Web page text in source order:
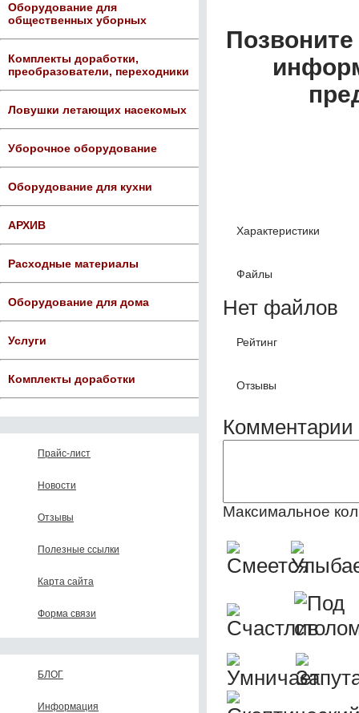
Оборудование для
общественных уборных
Комплекты доработки,
преобразователи, переходники
Ловушки летающих насекомых
Уборочное оборудование
Оборудование для кухни
АРХИВ
Расходные материалы
Оборудование для дома
Услуги
Комплекты доработки
Прайс-лист
Новости
Отзывы
Полезные ссылки
Карта сайта
Форма связи
БЛОГ
Информация
Характеристики
Файлы
Нет файлов
Рейтинг
Отзывы
Комментарии
Максимальное